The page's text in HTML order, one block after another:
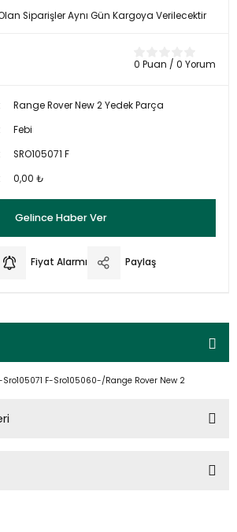
Siparişler Aynı Gün Kargoya Verilecektir
0 Puan / 0 Yorum
Range Rover New 2 Yedek Parça
Febi
SRO105071 F
0,00 ₺
Gelince Haber Ver
Fiyat Alarmı Paylaş
F-Sro105060-/Range Rover New 2